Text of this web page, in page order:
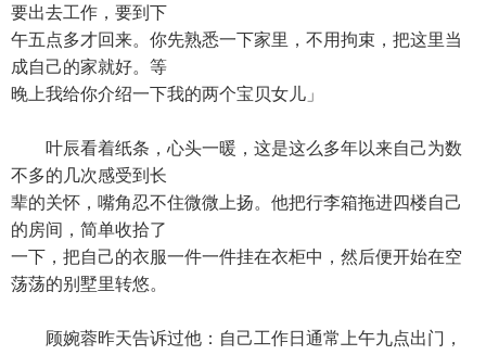
要出去工作，要到下
午五点多才回来。你先熟悉一下家里，不用拘束，把这里当
成自己的家就好。等
晚上我给你介绍一下我的两个宝贝女儿」
叶辰看着纸条，心头一暖，这是这么多年以来自己为数
不多的几次感受到长
辈的关怀，嘴角忍不住微微上扬。他把行李箱拖进四楼自己
的房间，简单收拾了
一下，把自己的衣服一件一件挂在衣柜中，然后便开始在空
荡荡的别墅里转悠。
顾婉蓉昨天告诉过他：自己工作日通常上午九点出门，